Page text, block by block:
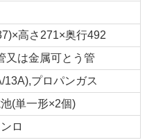
高さ271×奥行492
又は金属可とう管
13A),プロパンガス
(単一形×2個)
ロ